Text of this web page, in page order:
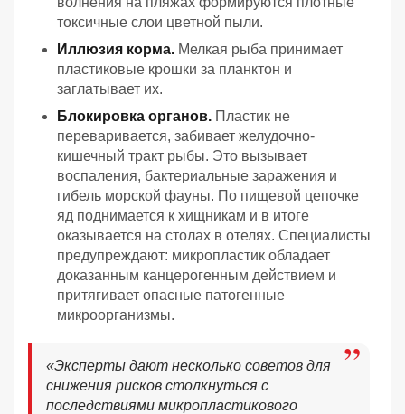
токсичные слои цветной пыли.
Иллюзия корма. Мелкая рыба принимает
пластиковые крошки за планктон и
заглатывает их.
Блокировка органов. Пластик не
переваривается, забивает желудочно-
кишечный тракт рыбы. Это вызывает
воспаления, бактериальные заражения и
гибель морской фауны. По пищевой цепочке
яд поднимается к хищникам и в итоге
оказывается на столах в отелях. Специалисты
предупреждают: микропластик обладает
доказанным канцерогенным действием и
притягивает опасные патогенные
микроорганизмы.
«Эксперты дают несколько советов для
снижения рисков столкнуться с
последствиями микропластикового